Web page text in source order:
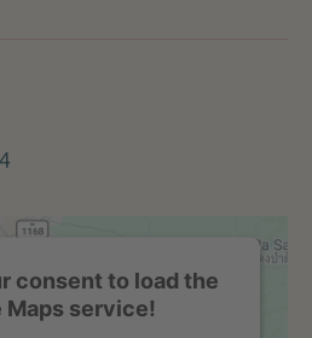
consent to load the
Maps service!